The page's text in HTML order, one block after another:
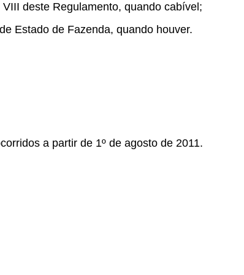
deste Regulamento, quando cabível;
Estado de Fazenda, quando houver.
a partir de 1º de agosto de 2011.